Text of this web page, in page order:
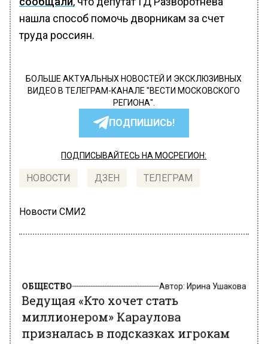
нашла способ помочь дворникам за счет
труда россиян.
БОЛЬШЕ АКТУАЛЬНЫХ НОВОСТЕЙ И ЭКСКЛЮЗИВНЫХ
ВИДЕО В ТЕЛЕГРАМ-КАНАЛЕ "ВЕСТИ МОСКОВСКОГО
РЕГИОНА".
ПОДПИШИСЬ!
ПОДПИСЫВАЙТЕСЬ НА МОСРЕГИОН:
НОВОСТИ ДЗЕН ТЕЛЕГРАМ
Новости СМИ2
Ведущая «Кто хочет стать
миллионером» Караулова
призналась в подсказках игрокам